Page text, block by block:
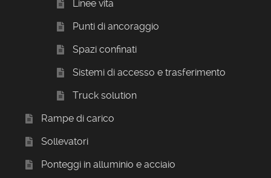
Linee vita
Punti di ancoraggio
Spazi confinati
Sistemi di accesso e trasferimento
Truck solution
Rampe di carico
Sollevatori
Ponteggi in alluminio e acciaio